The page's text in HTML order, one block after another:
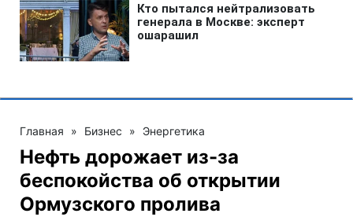
Главная » Бизнес » Энергетика
Нефть дорожает из-за
беспокойства об открытии
Ормузского пролива